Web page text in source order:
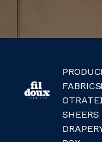
FABRICS
SHEERS